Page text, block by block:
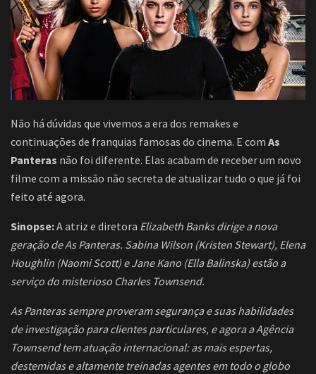
Não há dúvidas que vivemos a era dos remakes e
continuações de franquias famosas do cinema. E com As
Panteras não foi diferente. Elas acabam de receber um novo
filme com a missão não secreta de atualizar tudo o que já foi
feito até agora.
Sinopse:A atriz e diretora Elizabeth Banks dirige a nova
geração de As Panteras. Sabina Wilson (Kristen Stewart), Elena
Houghlin (Naomi Scott) e Jane Kano (Ella Balinska) estão a
serviço do misterioso Charles Townsend.
As Panteras sempre proveram segurança e suas habilidades
de investigação para clientes particulares, e agora a Agência
Townsend tem atuação internacional: as mais espertas,
destemidas e altamente treinadas agentes em todo o globo